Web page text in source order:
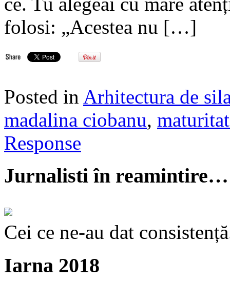
folosi: „Acestea nu […]
Posted in Arhitectura de
madalina ciobanu,
Response
Jurnalisti în reamintire…
Cei ce ne-au dat
Iarna 2018